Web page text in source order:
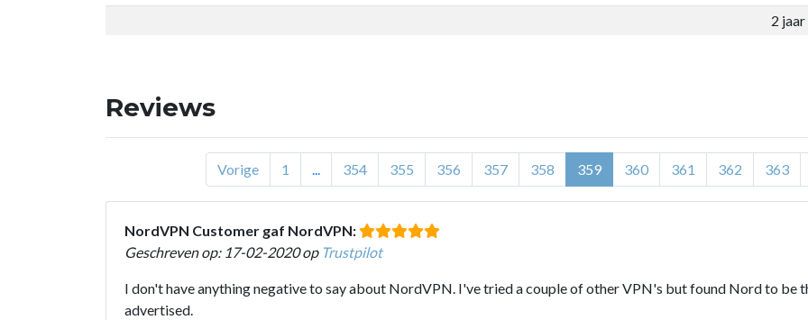
2 jaar
Reviews
Vorige 1 354 355 356 357 358 359 360 361 362 363
NordVPN Customer gaf NordVPN:
Geschreven op: 17-02-2020 op Trustpilot
I don't have anything negative to say about NordVPN. I've tried a couple of other VPN's but found Nord to be
advertised.